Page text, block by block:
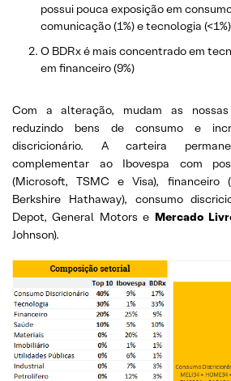
possui pouca exposição em
comunicação (1%) e tecnologia (<1%)
O BDRx é mais concentrado em
em financeiro (9%)
Com a alteração, mudam as nossas
reduzindo bens de consumo e
discricionário. A carteira
complementar ao Ibovespa com
(Microsoft, TSMC e Visa), financeiro
Berkshire Hathaway), consumo
Depot, General Motors e Mercado
Johnson).